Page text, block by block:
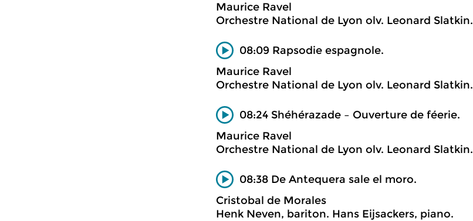
Maurice Ravel
Orchestre National de Lyon olv. Leonard Slatkin.
08:09 Rapsodie espagnole.
Maurice Ravel
Orchestre National de Lyon olv. Leonard Slatkin.
08:24 Shéhérazade – Ouverture de féerie.
Maurice Ravel
Orchestre National de Lyon olv. Leonard Slatkin.
08:38 De Antequera sale el moro.
Cristobal de Morales
Henk Neven, bariton. Hans Eijsackers, piano.